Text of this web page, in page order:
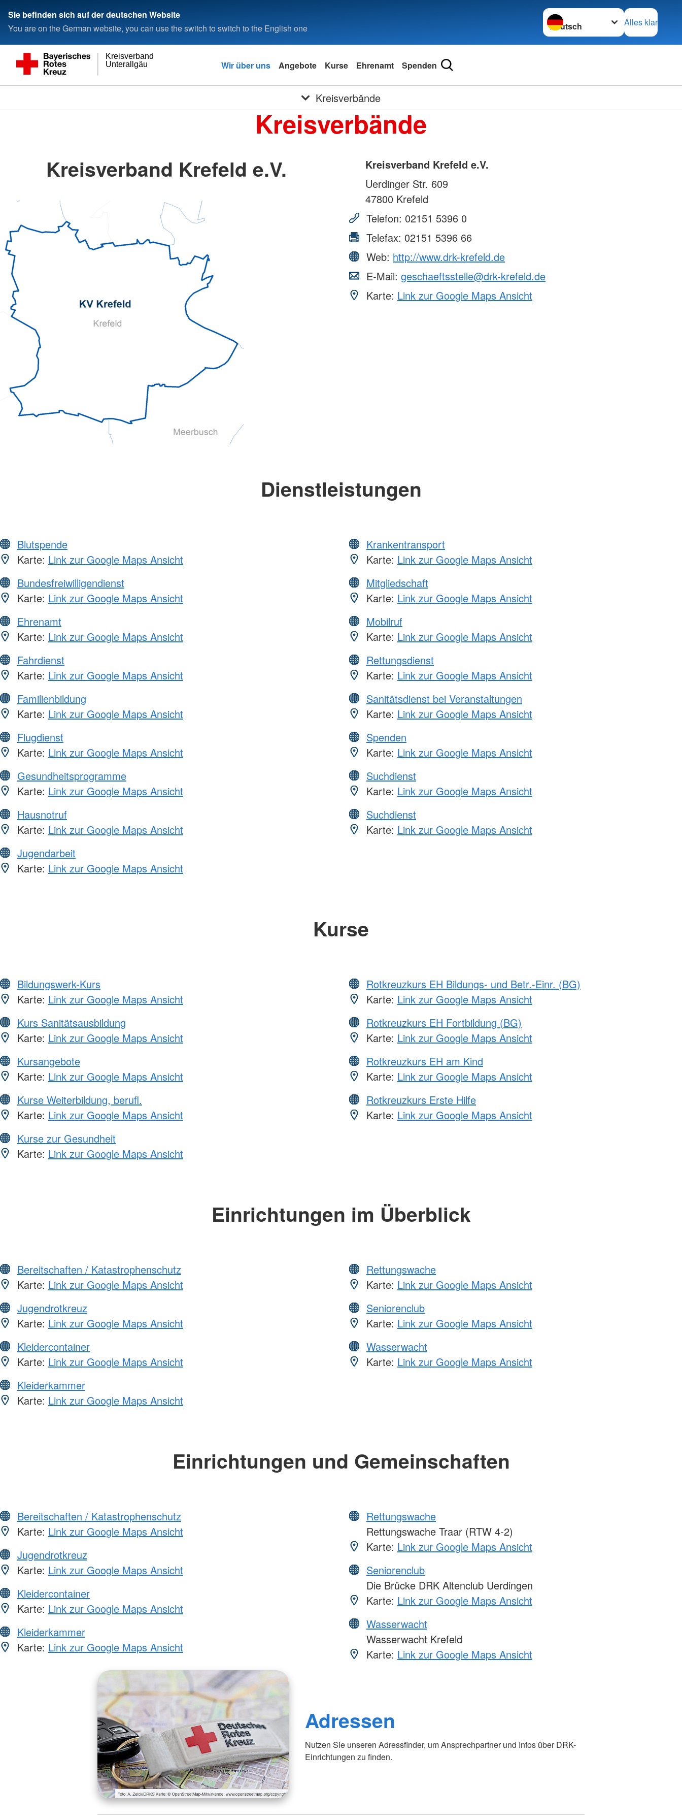
Sie befinden sich auf der deutschen Website
You are on the German website, you can use the switch to switch to the English one
Sprache wechseln zu
Alles klar
Unterallgäu
Kreisverband
Wir über uns Angebote Kurse Ehrenamt Spenden
Kreisverbände
Kreisverbände
Kreisverband Krefeld e.V.
Kreisverband Krefeld e.V.
Uerdinger Str. 609
47800 Krefeld
Telefon: 02151 5396 0
Telefax: 02151 5396 66
Web: http://www.drk-krefeld.de
E-Mail: geschaeftsstelle@drk-krefeld.de
Karte: Link zur Google Maps Ansicht
Dienstleistungen
Blutspende
Karte: Link zur Google Maps Ansicht
Bundesfreiwilligendienst
Karte: Link zur Google Maps Ansicht
Ehrenamt
Karte: Link zur Google Maps Ansicht
Fahrdienst
Karte: Link zur Google Maps Ansicht
Familienbildung
Karte: Link zur Google Maps Ansicht
Flugdienst
Karte: Link zur Google Maps Ansicht
Gesundheitsprogramme
Karte: Link zur Google Maps Ansicht
Hausnotruf
Karte: Link zur Google Maps Ansicht
Jugendarbeit
Karte: Link zur Google Maps Ansicht
Krankentransport
Karte: Link zur Google Maps Ansicht
Mitgliedschaft
Karte: Link zur Google Maps Ansicht
Mobilruf
Karte: Link zur Google Maps Ansicht
Rettungsdienst
Karte: Link zur Google Maps Ansicht
Sanitätsdienst bei Veranstaltungen
Karte: Link zur Google Maps Ansicht
Spenden
Karte: Link zur Google Maps Ansicht
Suchdienst
Karte: Link zur Google Maps Ansicht
Suchdienst
Karte: Link zur Google Maps Ansicht
Kurse
Bildungswerk-Kurs
Karte: Link zur Google Maps Ansicht
Kurs Sanitätsausbildung
Karte: Link zur Google Maps Ansicht
Kursangebote
Karte: Link zur Google Maps Ansicht
Kurse Weiterbildung, berufl.
Karte: Link zur Google Maps Ansicht
Kurse zur Gesundheit
Karte: Link zur Google Maps Ansicht
Rotkreuzkurs EH Bildungs- und Betr.-Einr. (BG)
Karte: Link zur Google Maps Ansicht
Rotkreuzkurs EH Fortbildung (BG)
Karte: Link zur Google Maps Ansicht
Rotkreuzkurs EH am Kind
Karte: Link zur Google Maps Ansicht
Rotkreuzkurs Erste Hilfe
Karte: Link zur Google Maps Ansicht
Einrichtungen im Überblick
Bereitschaften / Katastrophenschutz
Karte: Link zur Google Maps Ansicht
Jugendrotkreuz
Karte: Link zur Google Maps Ansicht
Kleidercontainer
Karte: Link zur Google Maps Ansicht
Kleiderkammer
Karte: Link zur Google Maps Ansicht
Rettungswache
Karte: Link zur Google Maps Ansicht
Seniorenclub
Karte: Link zur Google Maps Ansicht
Wasserwacht
Karte: Link zur Google Maps Ansicht
Einrichtungen und Gemeinschaften
Bereitschaften / Katastrophenschutz
Karte: Link zur Google Maps Ansicht
Jugendrotkreuz
Karte: Link zur Google Maps Ansicht
Kleidercontainer
Karte: Link zur Google Maps Ansicht
Kleiderkammer
Karte: Link zur Google Maps Ansicht
Rettungswache
Rettungswache Traar (RTW 4-2)
Karte: Link zur Google Maps Ansicht
Seniorenclub
Die Brücke DRK Altenclub Uerdingen
Karte: Link zur Google Maps Ansicht
Wasserwacht
Wasserwacht Krefeld
Karte: Link zur Google Maps Ansicht
Adressen
Nutzen Sie unseren Adressfinder, um Ansprechpartner und Infos über DRK-
Einrichtungen zu finden.